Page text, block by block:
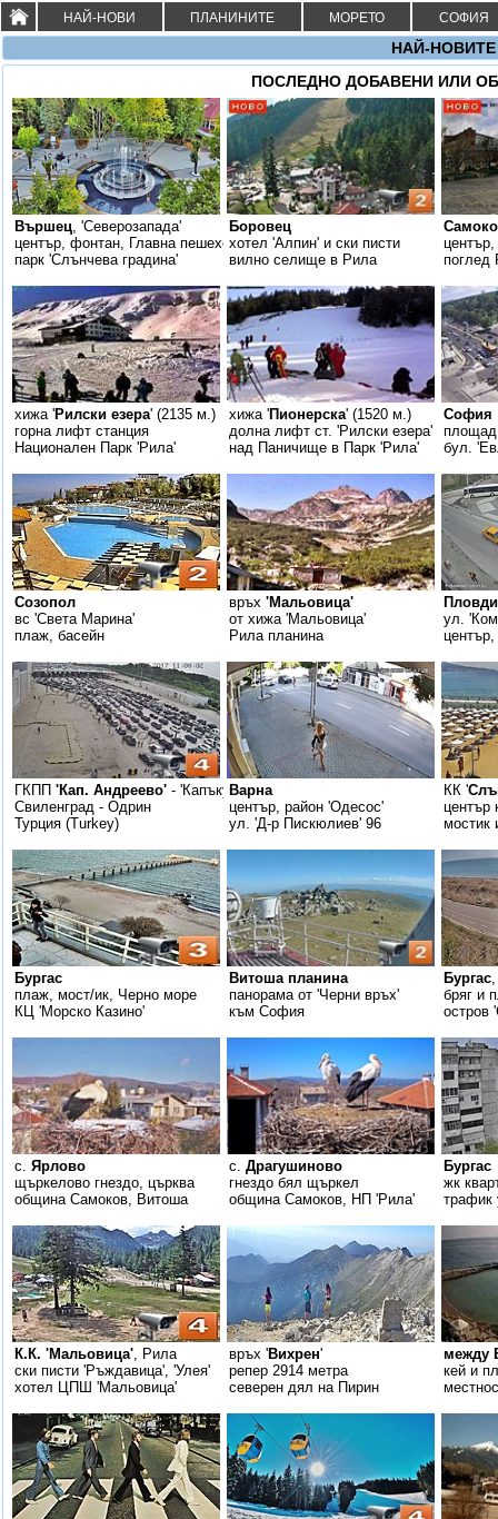
НАЙ-
ПОСЛЕДНО ДОБАВЕНИ ИЛИ
Вършец, 'Северозапада'
център, фонтан, Главна пешеходна
парк 'Слънчева градина'
Боровец
хотел 'Алпин' и ски писти
вилно селище в Рила
поглед
хижа 'Рилски езера' (2135 м.)
горна лифт станция
Национален Парк 'Рила'
хижа 'Пионерска' (1520 м.)
долна лифт ст. 'Рилски езера'
над Паничище в Парк 'Рила'
София
бул.
Созопол
вс 'Света Марина'
плаж, басейн
връх 'Мальовица'
от хижа 'Мальовица'
Рила планина
ул.
ГКПП 'Кап. Андреево' - 'Капъкуле'
Свиленград - Одрин
Турция (Turkey)
Варна
център, район 'Одесос'
ул. 'Д-р Пискюлиев' 96
КК '
център
мостик
Бургас
плаж, мост/ик, Черно море
КЦ 'Морско Казино'
Витоша планина
панорама от 'Черни връх'
към София
Бургас
бряг и
остров
с. Ярлово
щъркелово гнездо, църква
община Самоков, Витоша
с. Драгушиново
гнездо бял щъркел
община Самоков, НП 'Рила'
Бургас
жк
трафик
К.К. 'Мальовица', Рила
ски писти 'Ръждавица', 'Улея'
хотел ЦПШ 'Мальовица'
връх 'Вихрен'
репер 2914 метра
северен дял на Пирин
между
кей и